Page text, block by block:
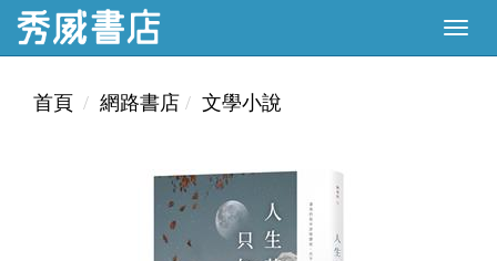
首頁 網路書店 文學小說